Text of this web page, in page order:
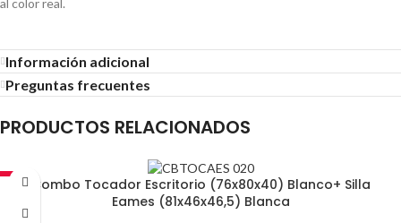
al color real.
Información adicional
Preguntas frecuentes
PRODUCTOS RELACIONADOS
-39%
Combo Tocador Escritorio (76x80x40) Blanco+ Silla
Eames (81x46x46,5) Blanca